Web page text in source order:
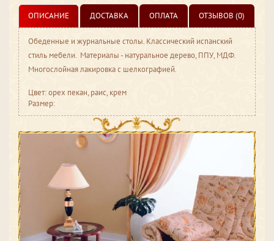
ОПИСАНИЕ ДОСТАВКА ОПЛАТА ОТЗЫВОВ (0)
Обеденные и журнальные столы. Классический испанский
стиль мебели. Материалы - натуральное дерево, ППУ, МДФ.
Многослойная лакировка с шелкографией.
Цвет: орех пекан, раис, крем
Размер: